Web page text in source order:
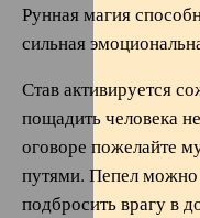
Рунная магия
сильная
Став активируется
пощадить человека
оговоре пожелайте
путями. Пепел можно
подбросить врагу в